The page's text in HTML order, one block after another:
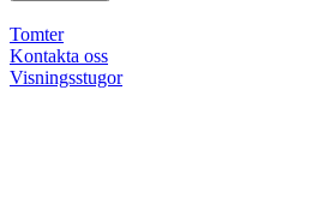
Tomter
Kontakta oss
Visningsstugor